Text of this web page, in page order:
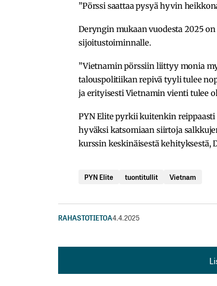
”Pörssi saattaa pysyä hyvin
Deryngin mukaan vuodesta 2025
sijoitustoiminnalle.
”Vietnamin pörssiin liittyy monia
talouspolitiikan repivä tyyli tulee
ja erityisesti Vietnamin vienti tulee
PYN Elite pyrkii kuitenkin
hyväksi katsomiaan siirtoja
kurssin keskinäisestä kehityksestä,
PYN Elite tuontitullit Vietnam
RAHASTOTIETOA4.4.2025